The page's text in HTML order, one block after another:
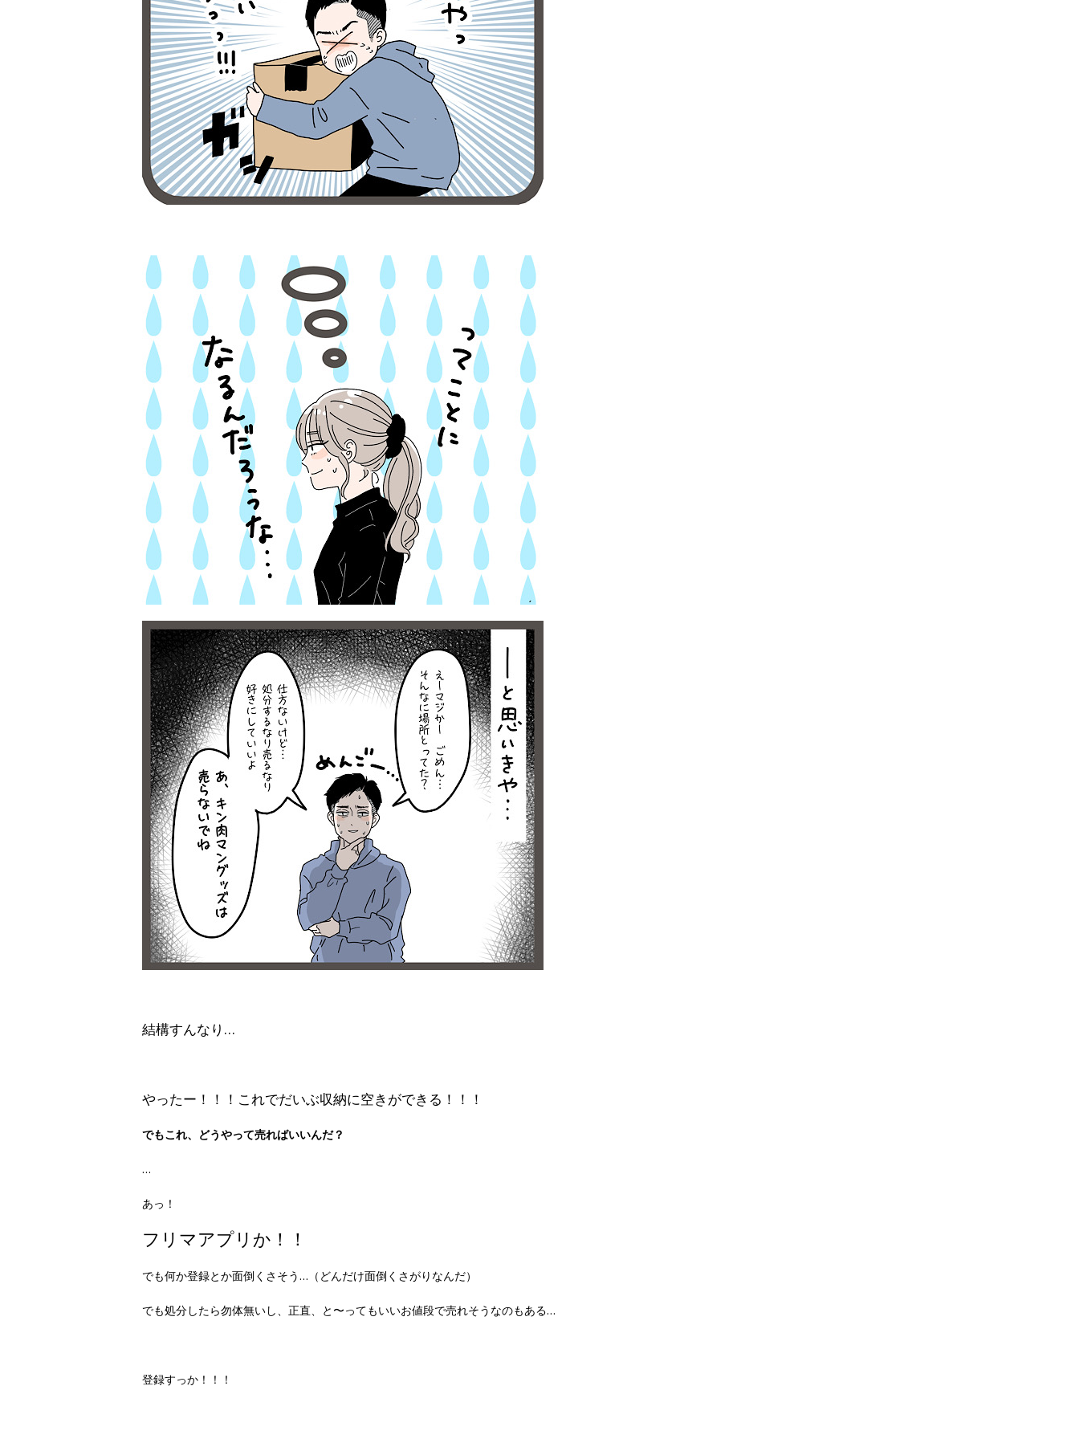
結構すんなり…
やったー！！！これでだいぶ収納に空きができる！！！
でもこれ、どうやって売ればいいんだ？
…
あっ！
フリマアプリか！！
でも何か登録とか面倒くさそう…（どんだけ面倒くさがりなんだ）
でも処分したら勿体無いし、正直、と〜ってもいいお値段で売れそうなのもある…
登録すっか！！！